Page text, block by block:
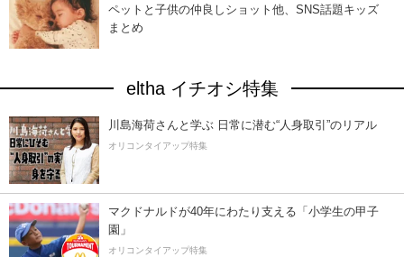
ペットと子供の仲良しショット他、SNS話題キッズ
まとめ
eltha イチオシ特集
川島海荷さんと学ぶ 日常に潜む“人身取引”のリアル
オリコンタイアップ特集
マクドナルドが40年にわたり支える「小学生の甲子
園」
オリコンタイアップ特集